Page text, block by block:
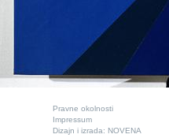
Pravne okolnosti
Impressum
Dizajn i izrada: NOVENA